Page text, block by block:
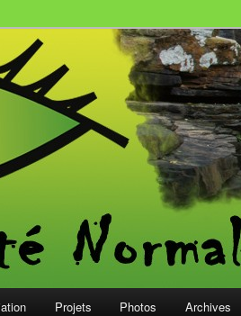
Projets Photos Archives